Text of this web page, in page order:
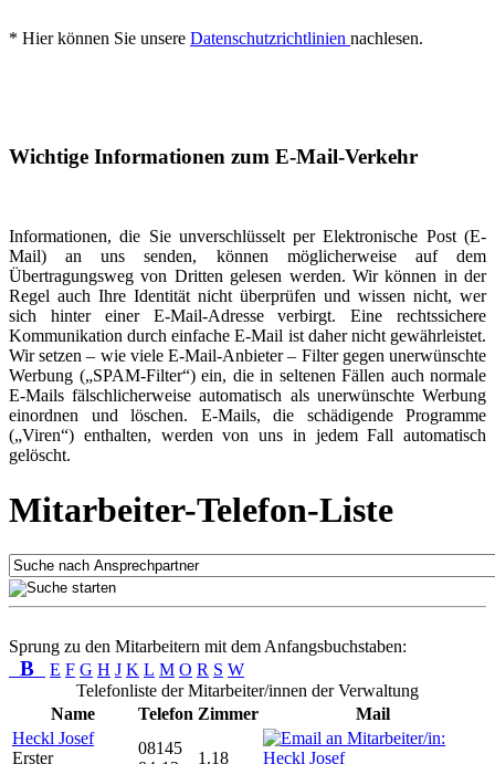
* Hier können Sie unsere Datenschutzrichtlinien nachlesen.
Wichtige Informationen zum E-Mail-Verkehr
Informationen, die Sie unverschlüsselt per Elektronische Post (E-
Mail) an uns senden, können möglicherweise auf dem
Übertragungsweg von Dritten gelesen werden. Wir können in der
Regel auch Ihre Identität nicht überprüfen und wissen nicht, wer
sich hinter einer E-Mail-Adresse verbirgt. Eine rechtssichere
Kommunikation durch einfache E-Mail ist daher nicht gewährleistet.
Wir setzen – wie viele E-Mail-Anbieter – Filter gegen unerwünschte
Werbung („SPAM-Filter“) ein, die in seltenen Fällen auch normale
E-Mails fälschlicherweise automatisch als unerwünschte Werbung
einordnen und löschen. E-Mails, die schädigende Programme
(„Viren“) enthalten, werden von uns in jedem Fall automatisch
gelöscht.
Mitarbeiter-Telefon-Liste
Sprung zu den Mitarbeitern mit dem Anfangsbuchstaben:
B E F G H J K L M O R S W
Telefonliste der Mitarbeiter/innen der Verwaltung
Name
Telefon Zimmer
Mail
Heckl Josef
Erster
08145
1.18